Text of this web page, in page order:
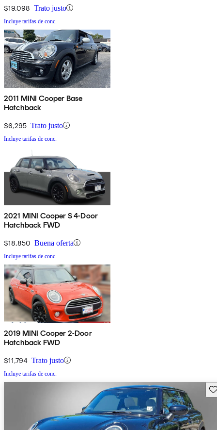
$19,098 Trato justo
Incluye tarifas de conc.
2011 MINI Cooper Base
Hatchback
$6,295 Trato justo
Incluye tarifas de conc.
2021 MINI Cooper S 4-Door
Hatchback FWD
$18,850 Buena oferta
Incluye tarifas de conc.
2019 MINI Cooper 2-Door
Hatchback FWD
$11,794 Trato justo
Incluye tarifas de conc.